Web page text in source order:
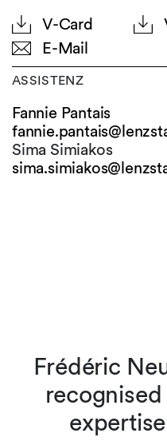
V-Card
E-Mail
ASSISTENZ
Fannie Pantais
fannie.pantais@
Sima Simiakos
sima.simiakos@
Frédéric